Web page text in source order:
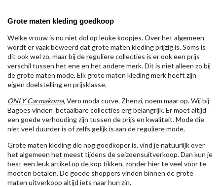
Grote maten kleding goedkoop
Welke vrouw is nu niet dol op leuke koopjes. Over het algemeen
wordt er vaak beweerd dat grote maten kleding prijzig is. Soms is
dit ook wel zo, maar bij de reguliere collecties is er ook een prijs
verschil tussen het ene en het andere merk. Dit is niet alleen zo bij
de grote maten mode. Elk grote maten kleding merk heeft zijn
eigen doelstelling en prijsklasse.
ONLY Carmakoma, Vero moda curve, Zhenzi, noem maar op. Wij bij
Bagoes vinden betaalbare collecties erg belangrijk. Er moet altijd
een goede verhouding zijn tussen de prijs en kwaliteit. Mode die
niet veel duurder is of zelfs gelijk is aan de reguliere mode.
Grote maten kleding die nog goedkoper is, vind je natuurlijk over
het algemeen het meest tijdens de seizoensuitverkoop. Dan kun je
best een leuk artikel op de kop tikken, zonder hier te veel voor te
moeten betalen. De goede shoppers vinden binnen de grote
maten uitverkoop altijd iets naar hun zin.